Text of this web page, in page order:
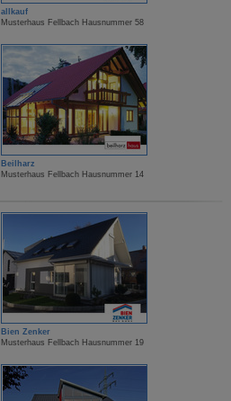
allkauf
Musterhaus Fellbach Hausnummer 58
Beilharz
Musterhaus Fellbach Hausnummer 14
Bien Zenker
Musterhaus Fellbach Hausnummer 19